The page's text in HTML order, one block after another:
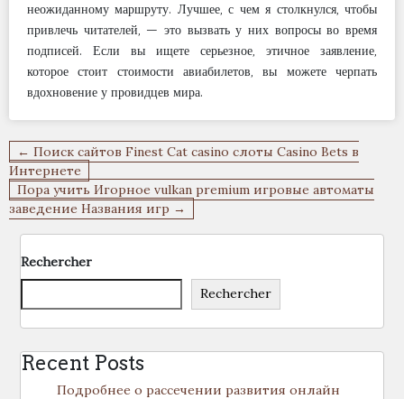
неожиданному маршруту. Лучшее, с чем я столкнулся, чтобы
привлечь читателей, — это вызвать у них вопросы во время
подписей. Если вы ищете серьезное, этичное заявление,
которое стоит стоимости авиабилетов, вы можете черпать
вдохновение у провидцев мира.
Navigation
de
l’article
← Поиск сайтов Finest Cat casino слоты Casino Bets в
Интернете
Пора учить Игорное vulkan premium игровые автоматы
заведение Названия игр →
Rechercher
Rechercher
Recent Posts
Подробнее о рассечении развития онлайн